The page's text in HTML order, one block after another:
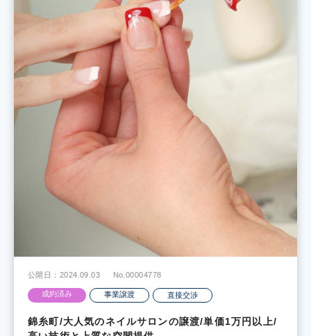
公開日：2024.09.03 No.00004778
成約済み 事業譲渡 直接交渉
錦糸町/大人気のネイルサロンの譲渡/単価1万円以上/